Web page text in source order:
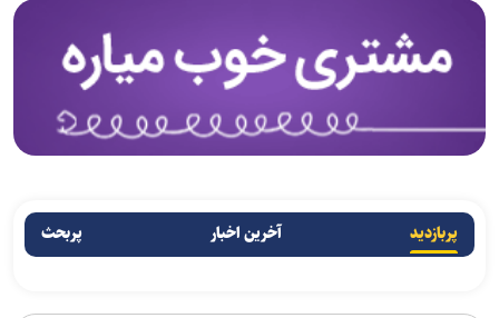
پربازدید آخرین اخبار پربحث